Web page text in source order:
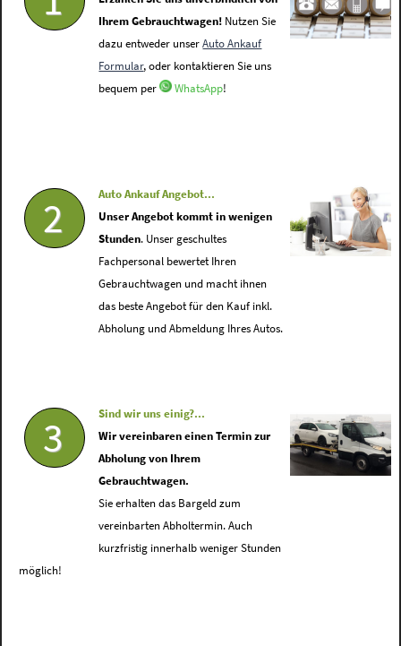
Ihrem Gebrauchtwagen! Nutzen Sie
dazu entweder unserAuto Ankauf
Formular, oder kontaktieren Sie uns
bequem per
WhatsApp!
2
Auto Ankauf Angebot...
Unser Angebot kommt in wenigen
Stunden. Unser geschultes
Fachpersonal bewertet Ihren
Gebrauchtwagen und macht ihnen
das beste Angebot für den Kauf inkl.
Abholung und Abmeldung Ihres Autos.
3
Sind wir uns einig?...
Wir vereinbaren einen Termin zur
Abholung von Ihrem
Gebrauchtwagen.
Sie erhalten das Bargeld zum
vereinbarten Abholtermin. Auch
kurzfristig innerhalb weniger Stunden
möglich!